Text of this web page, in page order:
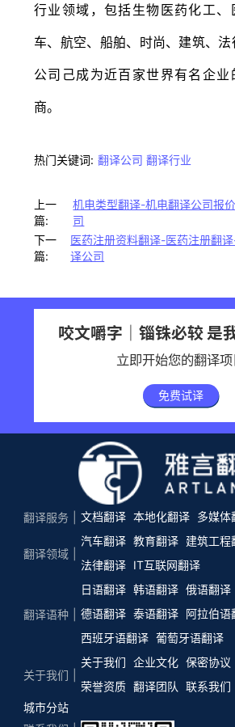
行业领域，包括生物医药化工、
车、航空、船舶、时尚、建筑、
公司己成为近百家世界有名企业
商。
热门关键词: 翻译公司 翻译行业
上一
篇:
机电类型翻译-机电翻译公司报
司
下一
篇:
医药注册资料翻译-医药注册翻
译公司
咬文嚼字｜锱铢必较 是
立即开始您的翻译项
免费试译
翻译服务 文档翻译 本地化翻译 多媒体
翻译领域
汽车翻译 教育翻译 建筑工程
法律翻译
IT互联网翻译
翻译语种
日语翻译 韩语翻译 俄语翻译
德语翻译 泰语翻译 阿拉伯语
西班牙语翻译 葡萄牙语翻译
关于我们
关于我们 企业文化 保密协议
荣誉资质 翻译团队
联系我们
城市分站